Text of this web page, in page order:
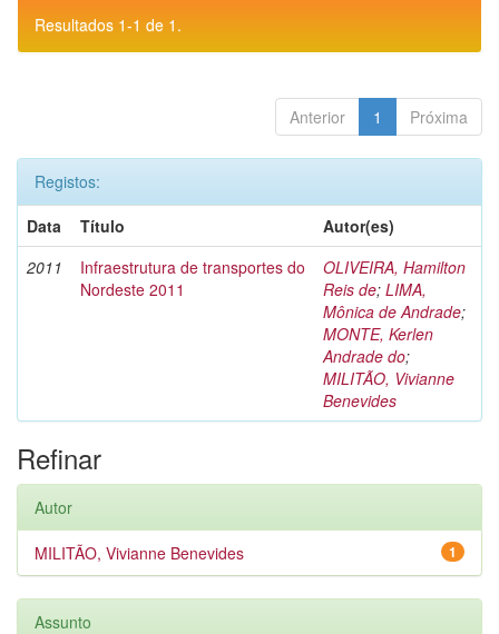
Resultados 1-1 de 1.
Anterior 1 Próxima
Registos:
Data
Título
Autor(es)
2011
Infraestrutura de transportes do
Nordeste 2011
OLIVEIRA, Hamilton
Reis de; LIMA,
Mônica de Andrade;
MONTE, Kerlen
Andrade do;
MILITÃO, Vivianne
Benevides
Refinar
Autor
1
MILITÃO, Vivianne Benevides
Assunto